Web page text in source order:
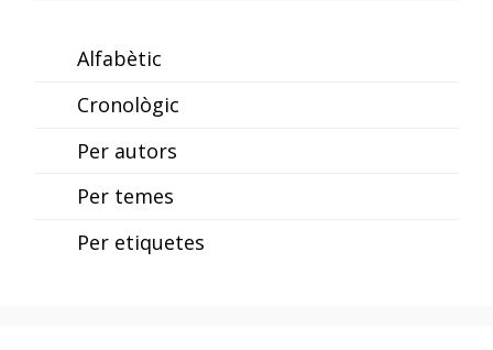
Alfabètic
Cronològic
Per autors
Per temes
Per etiquetes